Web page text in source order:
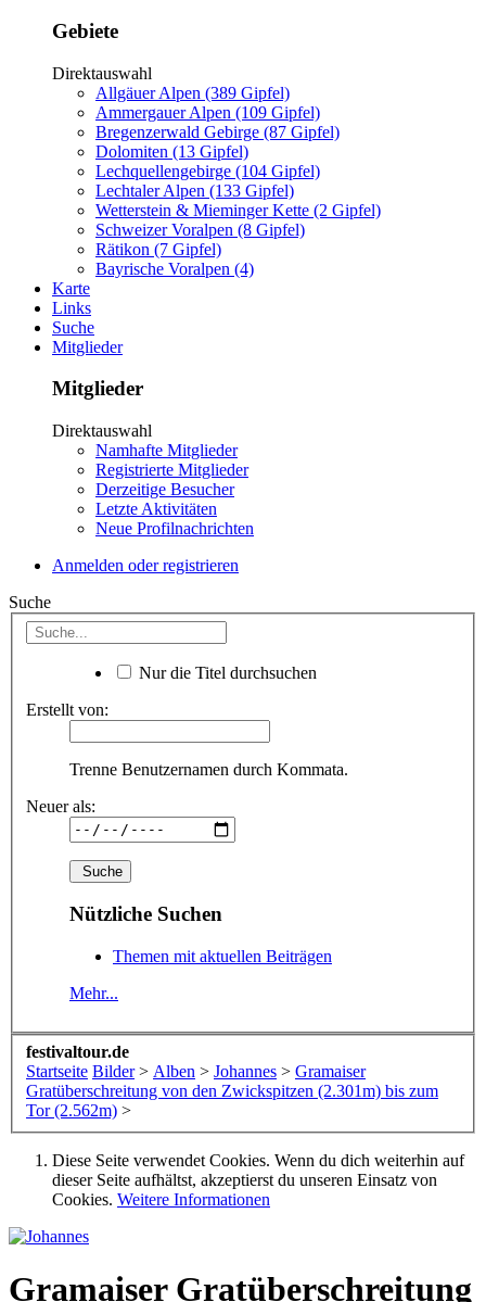
Gebiete
Direktauswahl
Allgäuer Alpen (389 Gipfel)
Ammergauer Alpen (109 Gipfel)
Bregenzerwald Gebirge (87 Gipfel)
Dolomiten (13 Gipfel)
Lechquellengebirge (104 Gipfel)
Lechtaler Alpen (133 Gipfel)
Wetterstein & Mieminger Kette (2 Gipfel)
Schweizer Voralpen (8 Gipfel)
Rätikon (7 Gipfel)
Bayrische Voralpen (4)
Karte
Links
Suche
Mitglieder
Mitglieder
Direktauswahl
Namhafte Mitglieder
Registrierte Mitglieder
Derzeitige Besucher
Letzte Aktivitäten
Neue Profilnachrichten
Anmelden oder registrieren
Suche
Nur die Titel durchsuchen
Erstellt von:
Trenne Benutzernamen durch Kommata.
Neuer als:
Nützliche Suchen
Themen mit aktuellen Beiträgen
Mehr...
festivaltour.de
Startseite Bilder > Alben > Johannes > Gramaiser
Gratüberschreitung von den Zwickspitzen (2.301m) bis zum
Tor (2.562m) >
Diese Seite verwendet Cookies. Wenn du dich weiterhin auf
dieser Seite aufhältst, akzeptierst du unseren Einsatz von
Cookies. Weitere Informationen
Gramaiser Gratüberschreitung